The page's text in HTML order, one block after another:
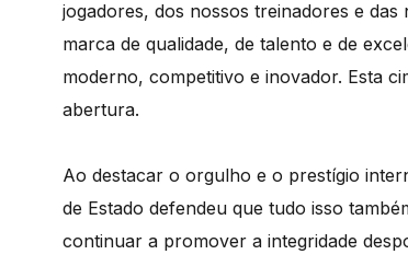
jogadores, dos nossos treinadores e
marca de qualidade, de talento e de
moderno, competitivo e inovador. Esta
abertura.
Ao destacar o orgulho e o prestígio
de Estado defendeu que tudo isso
continuar a promover a integridade